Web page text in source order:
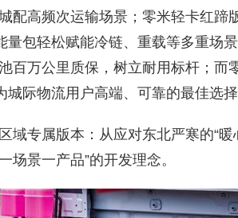
配高频次运输场景；零米轻卡红蹄
量包轻松赋能冷链、重载等多重场
百万公里质保，树立耐用标杆；而
际物流用户高端、可靠的最佳选择
域专属版本：从应对东北严寒的“
场景一产品”的开发理念。